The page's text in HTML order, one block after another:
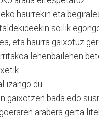
haurrekin eta
soilik
eta haurra gaixotuz
lehenbailehen
izango du.
gaixotzen bada edo
arabera gerta